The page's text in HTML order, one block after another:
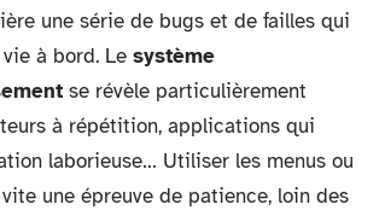
une série de bugs et de failles qui
à bord. Le système
se révèle particulièrement
à répétition, applications qui
laborieuse… Utiliser les menus ou
une épreuve de patience, loin des